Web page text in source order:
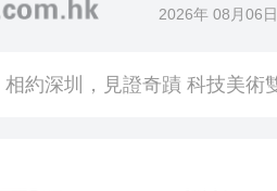
2026年 08月06日
相約深圳，見